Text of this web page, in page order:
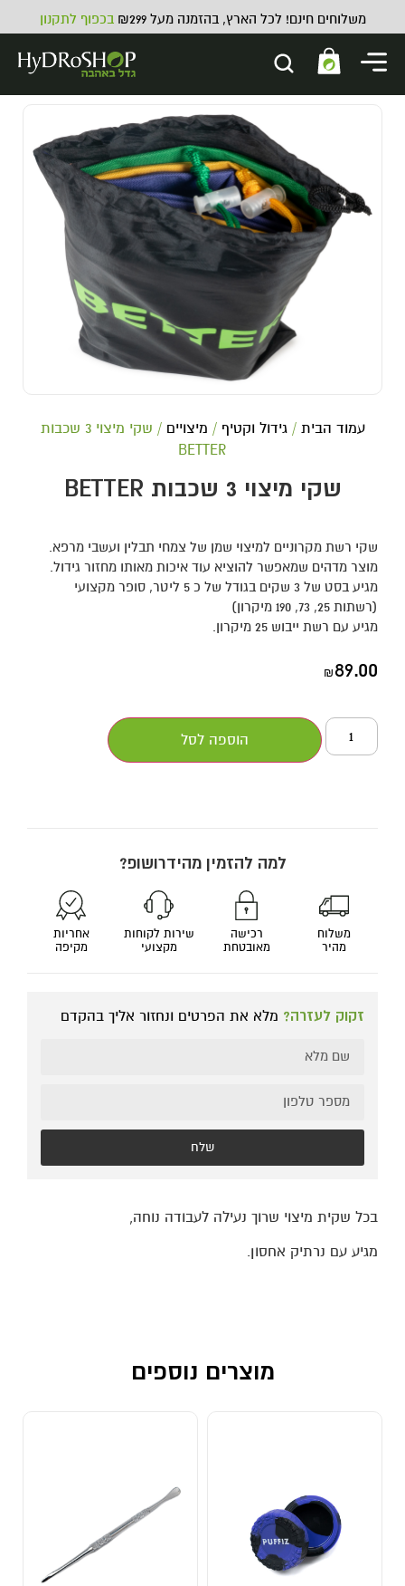
משלוחים חינם! לכל הארץ, בהזמנה מעל ₪299 בכפוף לתקנון
עמוד הבית /גידול וקטיף / מיצויים
/ שקי מיצוי 3 שכבות
BETTER
שקי מיצוי 3 שכבות BETTER
שקי רשת מקרוניים למיצוי שמן של צמחי תבלין ועשבי מרפא.
מוצר מדהים שמאפשר להוציא עוד איכות מאותו מחזור גידול.
מגיע בסט של 3 שקים בגודל של כ 5 ליטר, סופר מקצועי
(רשתות 25, 73, 190 מיקרון)
מגיע עם רשת ייבוש 25 מיקרון.
₪89.00
הוספה לסל
למה להזמין מהידרושופ?
משלוח
מהיר
רכישה
מאובטחת
שירות לקוחות
מקצועי
אחריות
מקיפה
זקוק לעזרה? מלא את הפרטים ונחזור אליך בהקדם
שלח
בכל שקית מיצוי שרוך נעילה לעבודה נוחה,
מגיע עם נרתיק אחסון.
מוצרים נוספים
לתת (מאלט) בהיר 100 גרם
בצנצנת
₪40.00
+
ADD